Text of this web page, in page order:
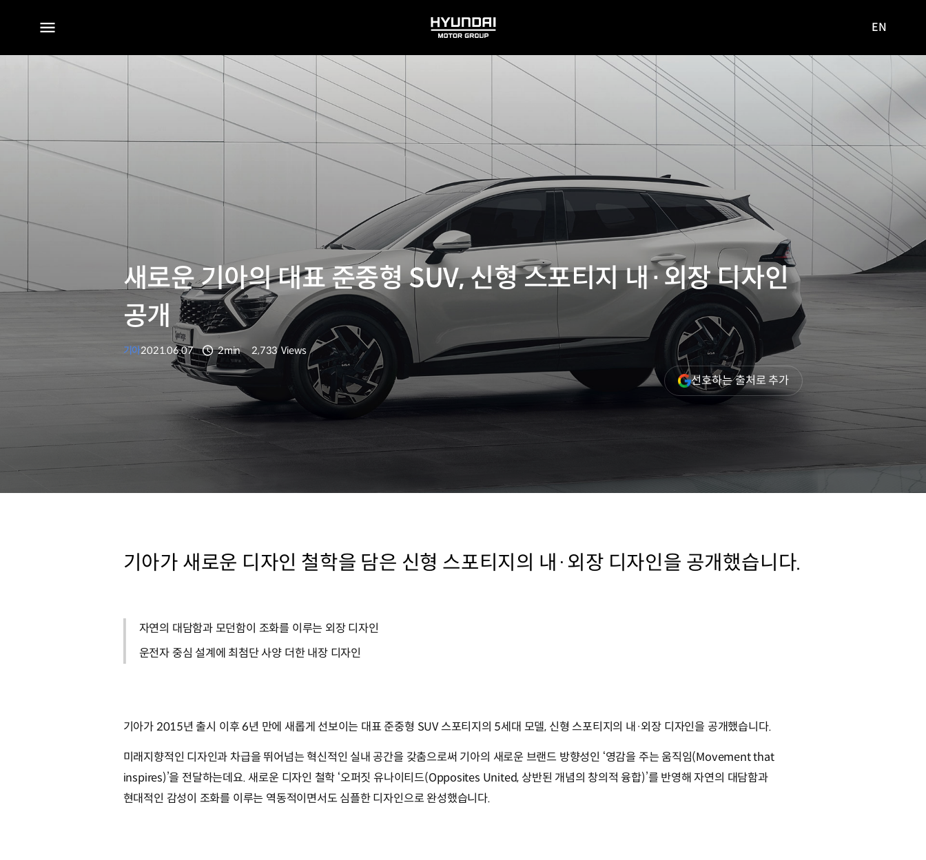
전체
HYUNDAI
MOTOR
사이트로
이동
EN
새로운 기아의 대표 준중형 SUV, 신형 스포티지 내·외장 디자인
공개
기아2021.06.07
분량
2min
조회수
2,733 Views
선호하는 출처로 추가(새
창
열림)
기아가 새로운 디자인 철학을 담은 신형 스포티지의 내·외장 디자인을 공개했습니다.
자연의 대담함과 모던함이 조화를 이루는 외장 디자인
운전자 중심 설계에 최첨단 사양 더한 내장 디자인
기아가 2015년 출시 이후 6년 만에 새롭게 선보이는 대표 준중형 SUV 스포티지의 5세대 모델, 신형 스포티지의 내·외장 디자인을 공개했습니다.
미래지향적인 디자인과 차급을 뛰어넘는 혁신적인 실내 공간을 갖춤으로써 기아의 새로운 브랜드 방향성인 ‘영감을 주는 움직임(Movement that
inspires)’을 전달하는데요. 새로운 디자인 철학 ‘오퍼짓 유나이티드(Opposites United, 상반된 개념의 창의적 융합)’를 반영해 자연의 대담함과
현대적인 감성이 조화를 이루는 역동적이면서도 심플한 디자인으로 완성했습니다.